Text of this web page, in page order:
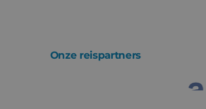
Onze reispartners